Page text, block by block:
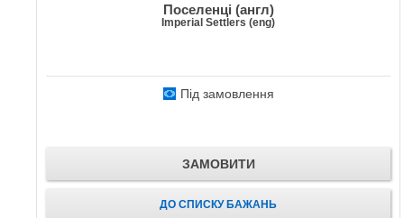
Поселенці (англ)
Imperial Settlers (eng)
Під замовлення
ЗАМОВИТИ
ДО СПИСКУ БАЖАНЬ